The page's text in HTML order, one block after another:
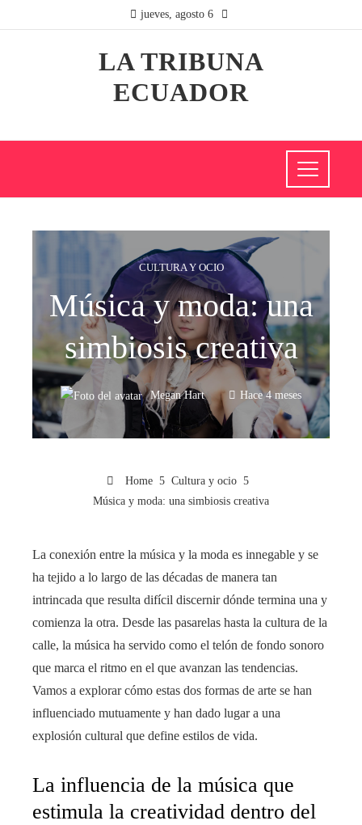
jueves, agosto 6
LA TRIBUNA
ECUADOR
CULTURA Y OCIO
Música y moda: una
simbiosis creativa
Megan Hart Hace 4 meses
Home
Cultura y ocio
Música y moda: una simbiosis creativa
La conexión entre la música y la moda es innegable y se
ha tejido a lo largo de las décadas de manera tan
intrincada que resulta difícil discernir dónde termina una y
comienza la otra. Desde las pasarelas hasta la cultura de la
calle, la música ha servido como el telón de fondo sonoro
que marca el ritmo en el que avanzan las tendencias.
Vamos a explorar cómo estas dos formas de arte se han
influenciado mutuamente y han dado lugar a una
explosión cultural que define estilos de vida.
La influencia de la música que
estimula la creatividad dentro del